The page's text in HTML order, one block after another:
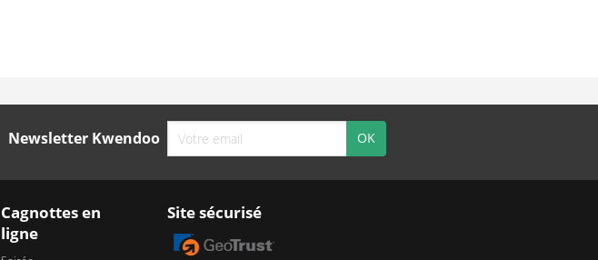
Newsletter Kwendoo
Cagnottes en
ligne
Site sécurisé